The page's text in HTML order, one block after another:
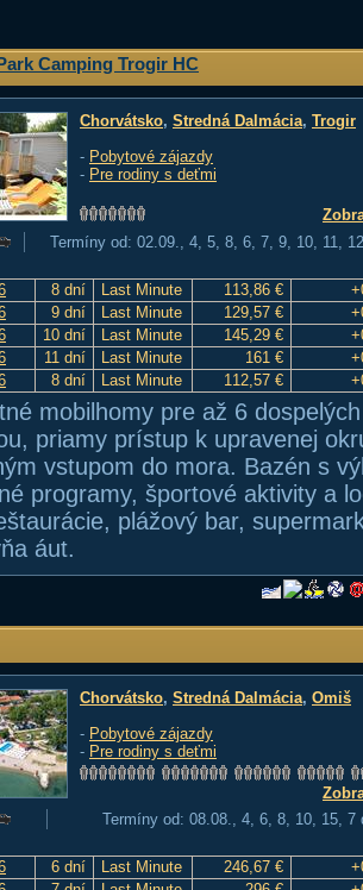
Camping Trogir HC
Chorvátsko, Stredná Dalmácia, Trogir
- Pobytové zájazdy
- Pre rodiny s deťmi
Termíny od: 02.09., 4, 5, 8, 6, 7, 9, 10, 11,
8 dní Last Minute 113,86 €
9 dní Last Minute 129,57 €
10 dní Last Minute 145,29 €
11 dní Last Minute 161 €
8 dní Last Minute 112,57 €
mobilhomy pre až 6
priamy prístup k upravenej
vstupom do mora. Bazén s
programy, športové aktivity a
plážový bar,
áut.
Chorvátsko, Stredná Dalmácia, Omiš
- Pobytové zájazdy
- Pre rodiny s deťmi
Termíny od: 08.08., 4, 6, 8, 10, 15, 7
6 dní Last Minute 246,67 €